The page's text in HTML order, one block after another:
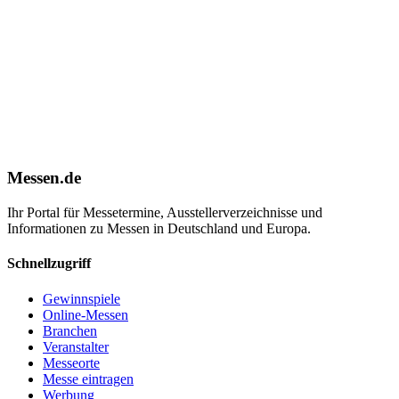
Messen.de
Ihr Portal für Messetermine, Ausstellerverzeichnisse und
Informationen zu Messen in Deutschland und Europa.
Schnellzugriff
Gewinnspiele
Online-Messen
Branchen
Veranstalter
Messeorte
Messe eintragen
Werbung